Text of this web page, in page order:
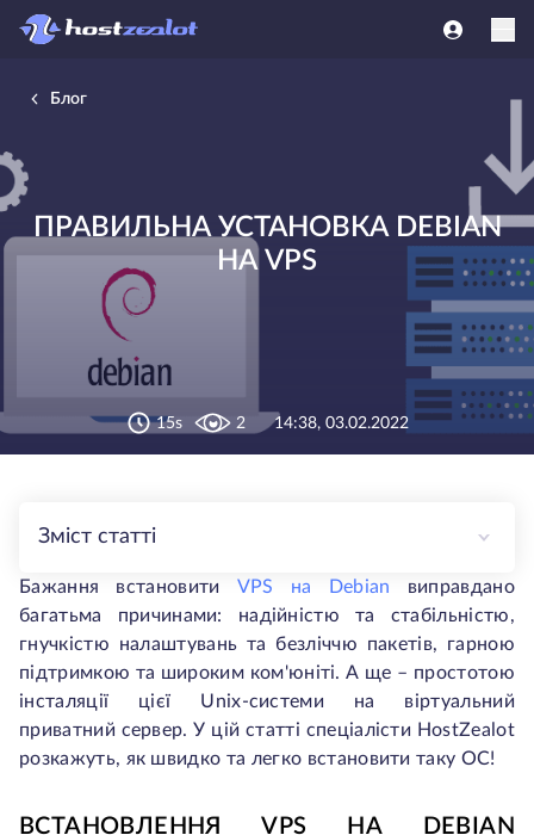
Блог
ПРАВИЛЬНА УСТАНОВКА DEBIAN
НА VPS
15s 2 14:38, 03.02.2022
Зміст статті
Бажання встановити VPS на Debian
виправдано
багатьма причинами: надійністю та стабільністю,
гнучкістю налаштувань та безліччю пакетів, гарною
підтримкою та широким ком'юніті. А ще – простотою
інсталяції цієї Unix-системи на віртуальний
приватний сервер. У цій статті спеціалісти HostZealot
розкажуть, як швидко та легко встановити таку ОС!
ВСТАНОВЛЕННЯ VPS НА DEBIAN